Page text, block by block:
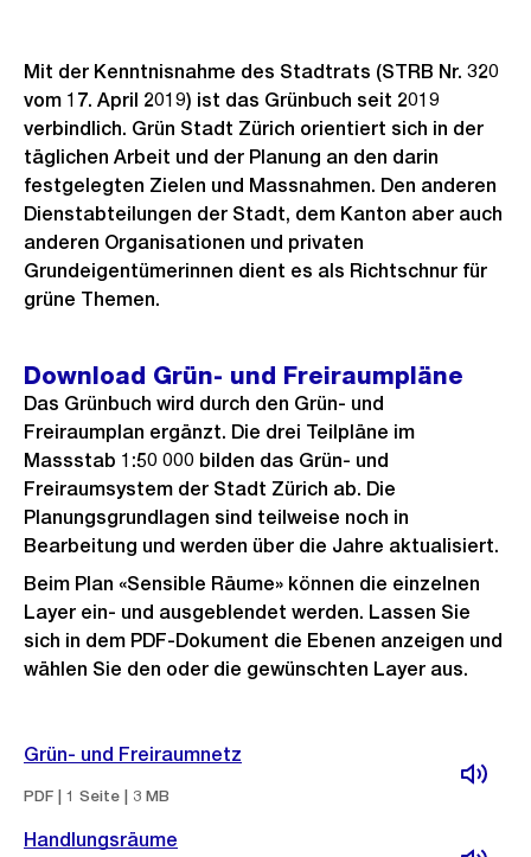
Mit der Kenntnisnahme des Stadtrats (STRB Nr. 320
vom 17. April 2019) ist das Grünbuch seit 2019
verbindlich. Grün Stadt Zürich orientiert sich in der
täglichen Arbeit und der Planung an den darin
festgelegten Zielen und Massnahmen. Den anderen
Dienstabteilungen der Stadt, dem Kanton aber auch
anderen Organisationen und privaten
Grundeigentümerinnen dient es als Richtschnur für
grüne Themen.
Download Grün- und Freiraumpläne
Das Grünbuch wird durch den Grün- und
Freiraumplan ergänzt. Die drei Teilpläne im
Massstab 1:50 000 bilden das Grün- und
Freiraumsystem der Stadt Zürich ab. Die
Planungsgrundlagen sind teilweise noch in
Bearbeitung und werden über die Jahre aktualisiert.
Beim Plan «Sensible Räume» können die einzelnen
Layer ein- und ausgeblendet werden. Lassen Sie
sich in dem PDF-Dokument die Ebenen anzeigen und
wählen Sie den oder die gewünschten Layer aus.
Grün- und Freiraumnetz
PDF | 1 Seite | 3 MB
Handlungsräume